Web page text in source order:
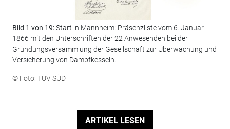
Bild 1 von 19:Start in Mannheim: Präsenzliste vom 6. Januar
1866 mit den Unterschriften der 22 Anwesenden bei der
Gründungsversammlung der Gesellschaft zur Überwachung und
Versicherung von Dampfkesseln.
© Foto: TÜV SÜD
ARTIKEL LESEN